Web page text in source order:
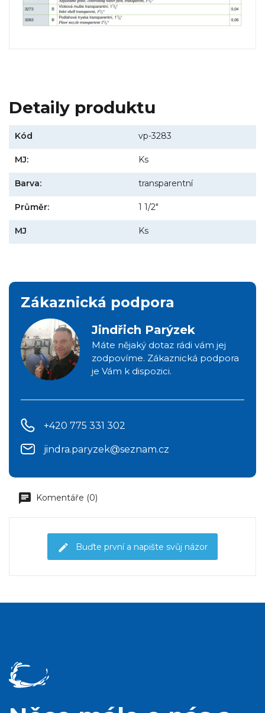
Detaily produktu
Kód vp-3283
MJ: Ks
Barva: transparentní
Průměr: 1 1/2"
MJ Ks
Zákaznická podpora
Jindřich Parýzek
Máte nějaký dotaz rádi vám jej
zodpovíme. Zákaznická podpora
je Vám k dispozici.
+420 775 331 302
jindra.paryzek@seznam.cz
Komentáře (0)
Buďte první a napište svůj názor